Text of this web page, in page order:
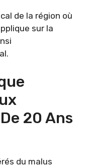
de la région où
sur la
20 Ans
du malus